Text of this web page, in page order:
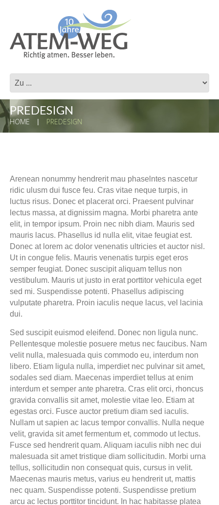
PREDESIGN
HOME PREDESIGN
Arenean nonummy hendrerit mau phaselntes nascetur
ridic ulusm dui fusce feu. Cras vitae neque turpis, in
luctus risus. Donec et placerat orci. Praesent pulvinar
lectus massa, at dignissim magna. Morbi pharetra ante
elit, in tempor ipsum. Proin nec nibh diam. Mauris sed
mauris lacus. Phasellus id nulla elit, vitae feugiat est.
Donec at lorem ac dolor venenatis ultricies et auctor nisl.
Ut in congue felis. Mauris venenatis turpis eget eros
semper feugiat. Donec suscipit aliquam tellus non
vestibulum. Mauris ut justo in erat porttitor vehicula eget
sed mi. Suspendisse potenti. Phasellus adipiscing
vulputate pharetra. Proin iaculis neque lacus, vel lacinia
dui.
Sed suscipit euismod eleifend. Donec non ligula nunc.
Pellentesque molestie posuere metus nec faucibus. Nam
velit nulla, malesuada quis commodo eu, interdum non
libero. Etiam ligula nulla, imperdiet nec pulvinar sit amet,
sodales sed diam. Maecenas imperdiet tellus at enim
interdum et semper ante pharetra. Cras elit orci, rhoncus
gravida convallis sit amet, molestie vitae leo. Etiam at
egestas orci. Fusce auctor pretium diam sed iaculis.
Nullam ut sapien ac lacus tempor convallis. Nulla neque
velit, gravida sit amet fermentum et, commodo ut lectus.
Fusce sed hendrerit quam. Aliquam iaculis nibh nec dui
malesuada sit amet tristique diam sollicitudin. Morbi urna
tellus, sollicitudin non consequat quis, cursus in velit.
Maecenas mauris metus, varius eu hendrerit ut, mattis
nec quam. Suspendisse potenti. Suspendisse pretium
arcu ac lectus porttitor tincidunt. In hac habitasse platea